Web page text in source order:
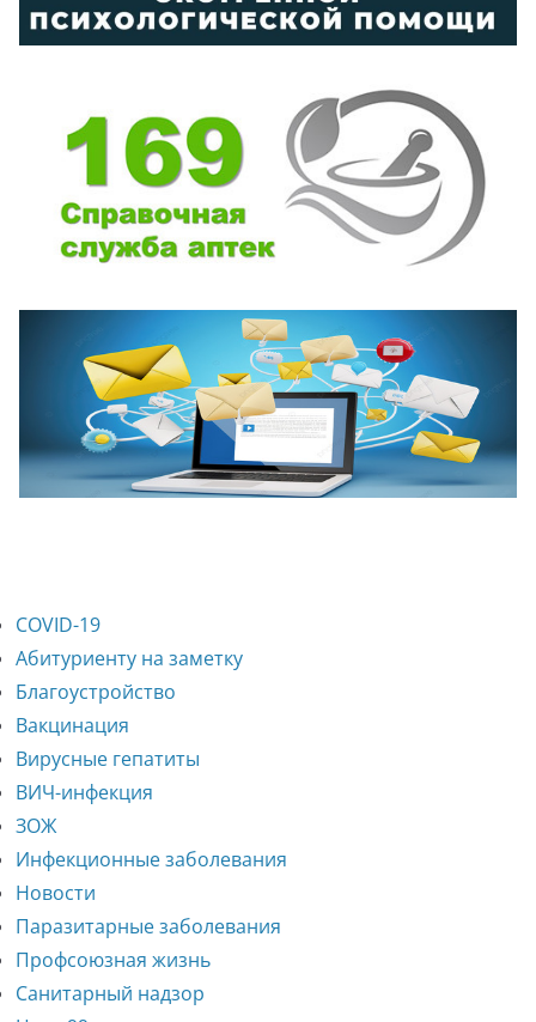
COVID-19
Абитуриенту на заметку
Благоустройство
Вакцинация
Вирусные гепатиты
ВИЧ-инфекция
ЗОЖ
Инфекционные заболевания
Новости
Паразитарные заболевания
Профсоюзная жизнь
Санитарный надзор